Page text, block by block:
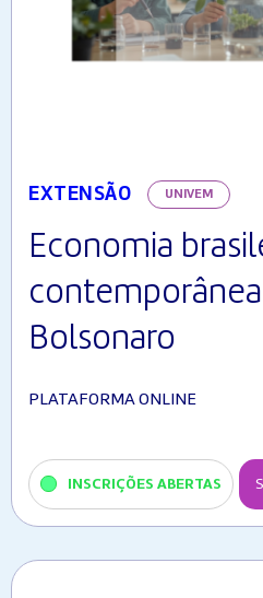
EXTENSÃO UNIVEM
Economia
Bolsonaro
PLATAFORMA ONLINE
INSCRIÇÕES ABERTAS